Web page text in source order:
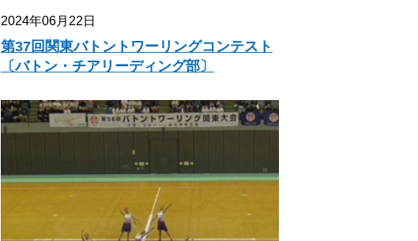
2024年06月22日
第37回関東バトントワーリングコンテスト
〔バトン・チアリーディング部〕